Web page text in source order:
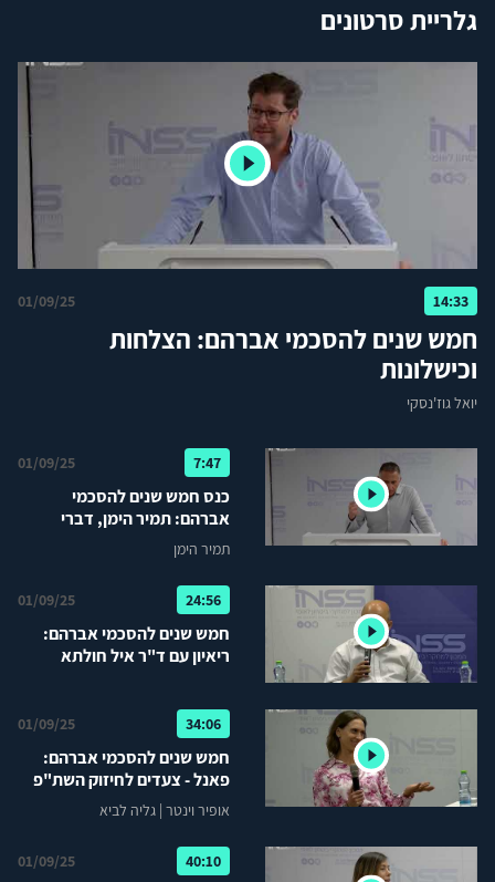
גלריית סרטונים
14:33
01/09/25
חמש שנים להסכמי אברהם: הצלחות
וכישלונות
יואל גוז'נסקי
7:47
01/09/25
כנס חמש שנים להסכמי
אברהם: תמיר הימן, דברי
פתיחה
תמיר הימן
24:56
01/09/25
חמש שנים להסכמי אברהם:
ריאיון עם ד"ר איל חולתא
34:06
01/09/25
חמש שנים להסכמי אברהם:
פאנל - צעדים לחיזוק השת"פ
בין המדינות
אופיר וינטר | גליה לביא
40:10
01/09/25